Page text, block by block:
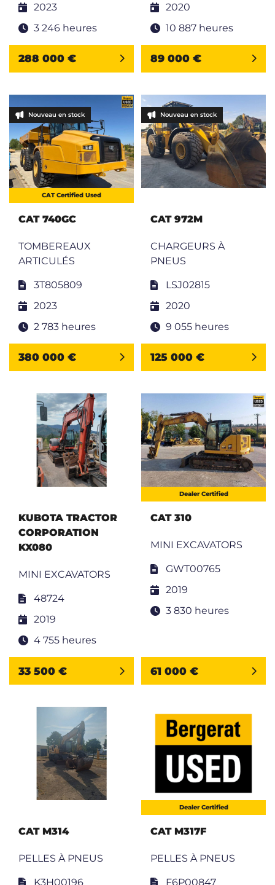
2023
3 246 heures
288 000 €
2020
10 887 heures
89 000 €
Nouveau en stock
CAT Certified Used
CAT 740GC
TOMBEREAUX
ARTICULÉS
3T805809
2023
2 783 heures
380 000 €
Nouveau en stock
CAT 972M
CHARGEURS À
PNEUS
LSJ02815
2020
9 055 heures
125 000 €
KUBOTA TRACTOR
CORPORATION
KX080
MINI EXCAVATORS
48724
2019
4 755 heures
33 500 €
Dealer Certified
CAT 310
MINI EXCAVATORS
GWT00765
2019
3 830 heures
61 000 €
CAT M314
PELLES À PNEUS
K3H00196
Dealer Certified
CAT M317F
PELLES À PNEUS
F6P00847